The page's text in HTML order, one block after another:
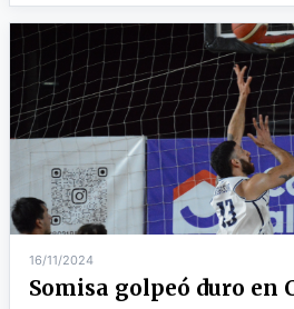
16/11/2024
Somisa golpeó duro en